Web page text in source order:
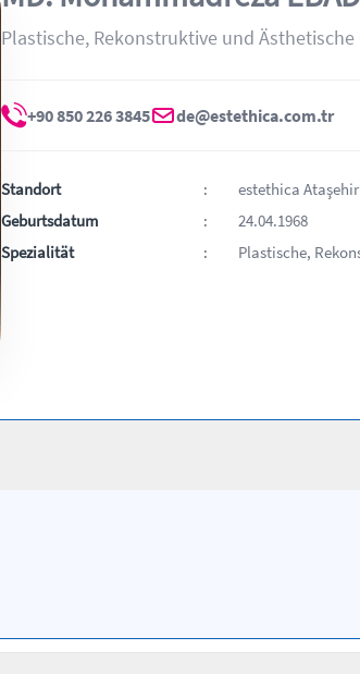
Plastische, Rekonstruktive und Ästhetische
+90 850 226 3845 de@estethica.com.tr
Standort
estethica Ataşehir
Geburtsdatum
24.04.1968
Spezialität
Plastische,